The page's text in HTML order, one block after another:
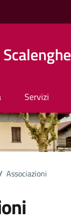
Servizi
Associazioni